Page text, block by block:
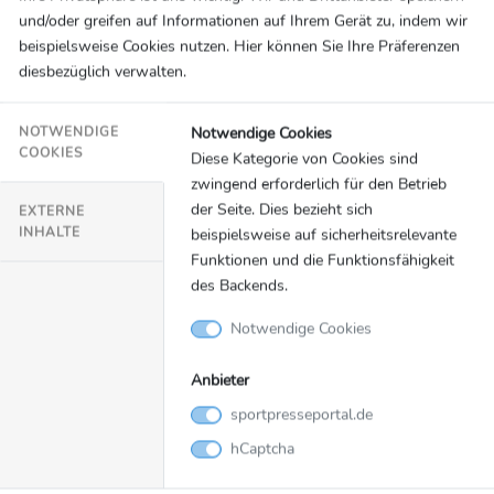
Wingsuit WorldCup und European
Championships 2025 in Prostejov, Tschechien:
und/oder greifen auf Informationen auf Ihrem Gerät zu, indem wir
beispielsweise Cookies nutzen. Hier können Sie Ihre Präferenzen
diesbezüglich verwalten.
NOTWENDIGE
COOKIES
EXTERNE
INHALTE
Notwendige Cookies
Diese Kategorie von Cookies sind
zwingend erforderlich für den Betrieb
der Seite. Dies bezieht sich
beispielsweise auf sicherheitsrelevante
Funktionen und die Funktionsfähigkeit
des Backends.
Notwendige Cookies
Anbieter
sportpresseportal.de
hCaptcha